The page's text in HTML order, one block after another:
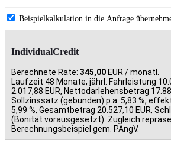
Beispielkalkulation in die Anfrage
IndividualCredit
Berechnete Rate: 345,00 EUR / monatl.
Laufzeit 48 Monate, jährl. Fahrleistung
2.017,88 EUR, Nettodarlehensbetrag
Sollzinssatz (gebunden) p.a. 5,83 %,
5,99 %, Gesamtbetrag 20.527,10 EUR,
(Bonität vorausgesetzt). Zugleich
Berechnungsbeispiel gem. PAngV.